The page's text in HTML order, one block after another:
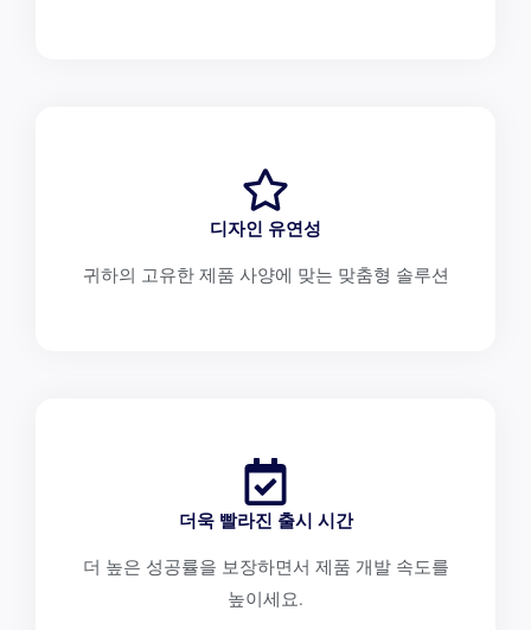
디자인 유연성
귀하의 고유한 제품 사양에 맞는 맞춤형 솔루션
더욱 빨라진 출시 시간
더 높은 성공률을 보장하면서 제품 개발 속도를
높이세요.